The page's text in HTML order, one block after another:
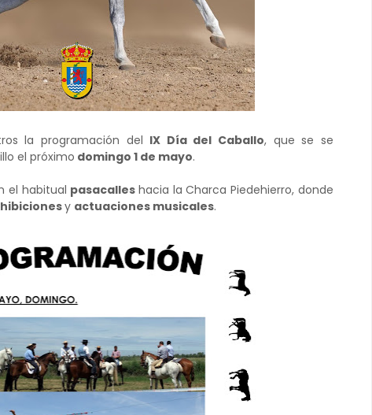
la programación del IX Día del Caballo, que se se
el próximo domingo 1 de mayo.
el habitual pasacalles hacia la Charca Piedehierro, donde
y actuaciones musicales.